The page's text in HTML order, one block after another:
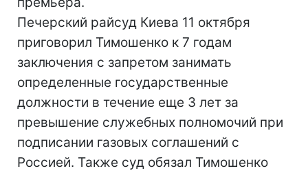
Печерский райсуд Киева 11 октября
приговорил Тимошенко к 7 годам
заключения с запретом занимать
определенные государственные
должности в течение еще 3 лет за
превышение служебных полномочий при
подписании газовых соглашений с
Россией. Также суд обязал Тимошенко